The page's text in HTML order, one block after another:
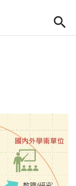
Open
Open